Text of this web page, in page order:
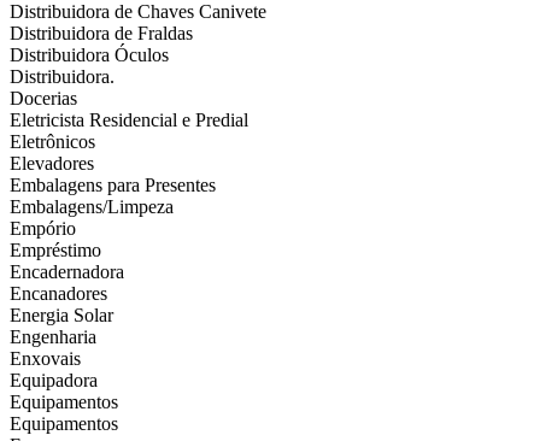
Distribuidora de Chaves Canivete
Distribuidora de Fraldas
Distribuidora Óculos
Distribuidora.
Docerias
Eletricista Residencial e Predial
Eletrônicos
Elevadores
Embalagens para Presentes
Embalagens/Limpeza
Empório
Empréstimo
Encadernadora
Encanadores
Energia Solar
Engenharia
Enxovais
Equipadora
Equipamentos
Equipamentos